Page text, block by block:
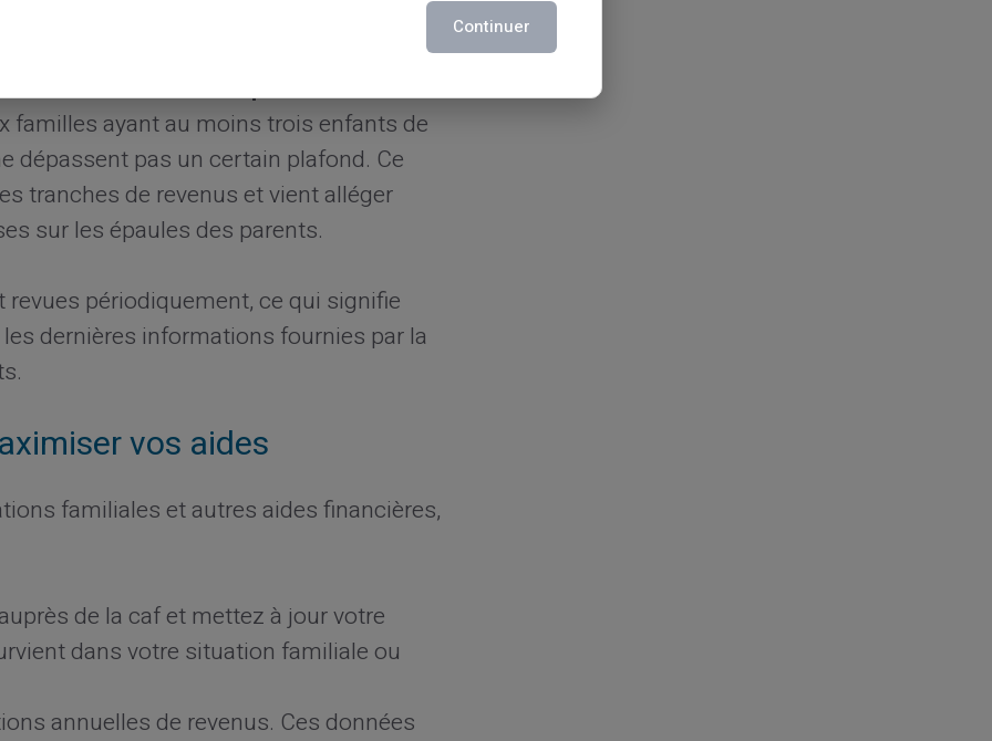
il existe plusieurs autres aides
de ressources. Lecomplément familial
familles ayant au moins trois enfants de
dépassent pas un certain plafond. Ce
tranches de revenus et vient alléger
sur les épaules des parents.
périodiquement, ce qui signifie
dernières informations fournies par la
vos aides
familiales et autres aides financières,
de la caf et mettez à jour votre
dans votre situation familiale ou
annuelles de revenus. Ces données
Continuer